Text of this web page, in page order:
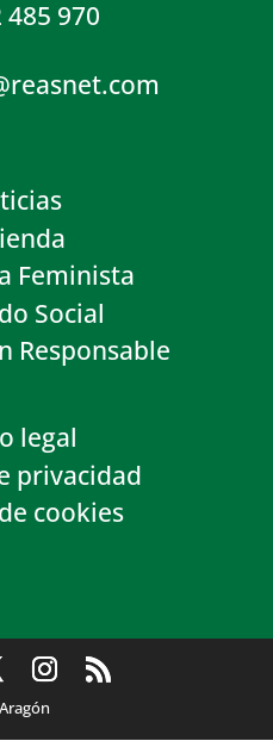
485 970
Feminista
Social
Responsable
legal
privacidad
cookies